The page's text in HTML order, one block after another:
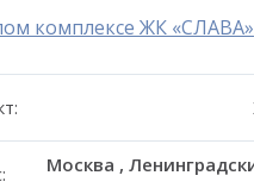
комплексе ЖК «СЛАВА»
Москва ,